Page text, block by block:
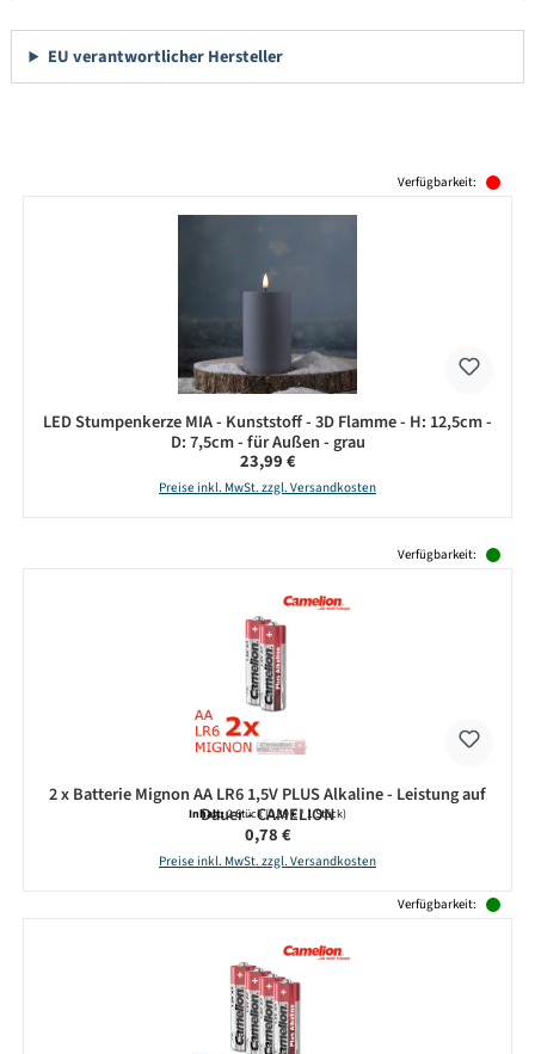
EU verantwortlicher Hersteller
Verfügbarkeit:
LED Stumpenkerze MIA - Kunststoff - 3D Flamme - H: 12,5cm -
D: 7,5cm - für Außen - grau
Regulärer Preis:
23,99 €
Preise inkl. MwSt. zzgl. Versandkosten
Verfügbarkeit:
2 x Batterie Mignon AA LR6 1,5V PLUS Alkaline - Leistung auf
Dauer - CAMELION
Inhalt:2 Stück(0,39 € / 1 Stück)
Regulärer Preis:
0,78 €
Preise inkl. MwSt. zzgl. Versandkosten
Verfügbarkeit: